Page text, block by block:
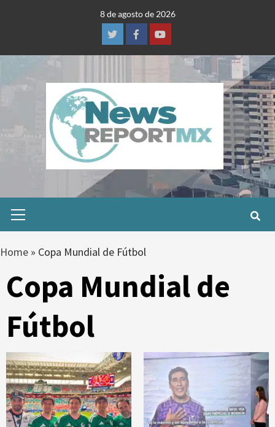
8 de agosto de 2026
TwitterFacebookYoutube
Menu
Home » Copa Mundial de Fútbol
Copa Mundial de
Fútbol